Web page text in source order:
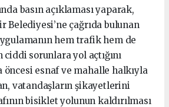
basın açıklaması yaparak,
Belediyesi’ne çağrıda bulunan
hem trafik hem de
ciddi sorunlara yol açtığını
öncesi esnaf ve mahalle halkıyla
vatandaşların şikayetlerini
bisiklet yolunun kaldırılması